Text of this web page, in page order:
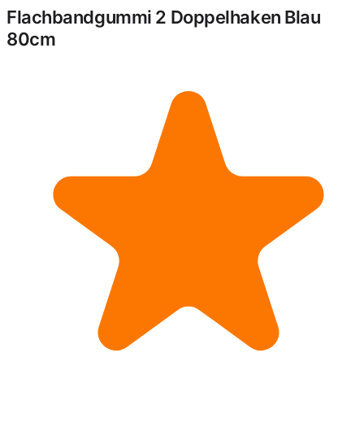
Flachbandgummi 2 Doppelhaken Blau
80cm